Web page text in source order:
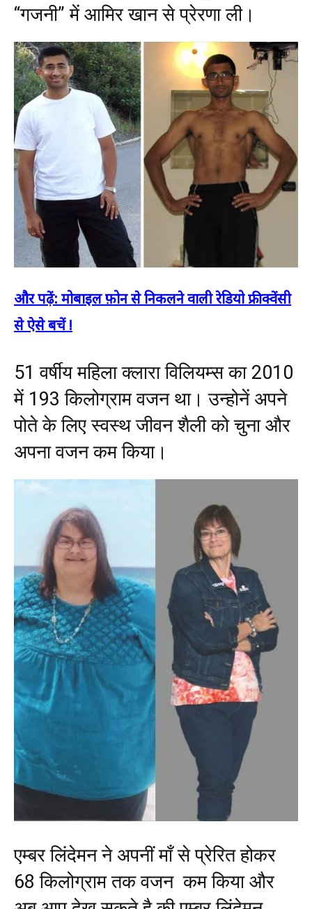
“गजनी” में आमिर खान से प्रेरणा ली।
और पढ़ें: मोबाइल फ़ोन से निकलने वाली रेडियो फ्रीक्वेंसी
से ऐसे बचें !
51 वर्षीय महिला क्लारा विलियम्स का 2010
में 193 किलोग्राम वजन था। उन्होनें अपने
पोते के लिए स्वस्थ जीवन शैली को चुना और
अपना वजन कम किया।
एम्बर लिंदेमन ने अपनीं माँ से प्रेरित होकर
68 किलोग्राम तक वजन कम किया और